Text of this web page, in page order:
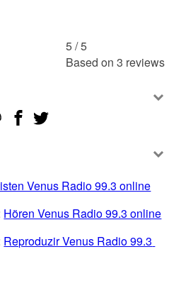
5 /5
Based on 3 reviews
Venus Radio 99.3 online
Hören Venus Radio 99.3 online
Reproduzir Venus Radio 99.3